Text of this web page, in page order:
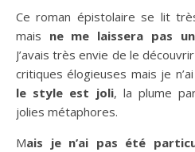
Ce roman épistolaire se lit
mais ne me laissera pas
J’avais très envie de le
critiques élogieuses mais je
le style est joli, la plume
jolies métaphores.
Mais je n’ai pas été